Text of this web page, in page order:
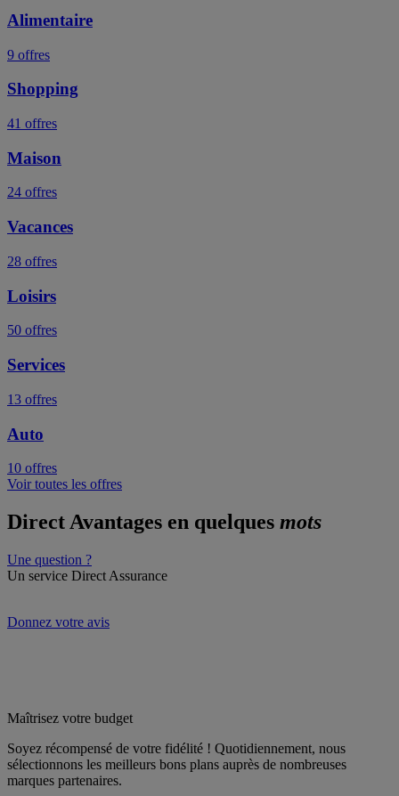
Alimentaire
9 offres
Shopping
41 offres
Maison
24 offres
Vacances
28 offres
Loisirs
50 offres
Services
13 offres
Auto
10 offres
Voir toutes les offres
Direct Avantages en quelques mots
Une question ?
Un service Direct Assurance
Donnez votre avis
Maîtrisez votre budget
Soyez récompensé de votre fidélité ! Quotidiennement, nous
sélectionnons les meilleurs bons plans auprès de nombreuses
marques partenaires.